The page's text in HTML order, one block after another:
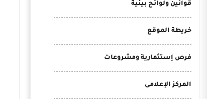
قوانين ولوائح بيئية
خريطة الموقع
فرص إستثمارية ومشروعات
المركز الإعلامى